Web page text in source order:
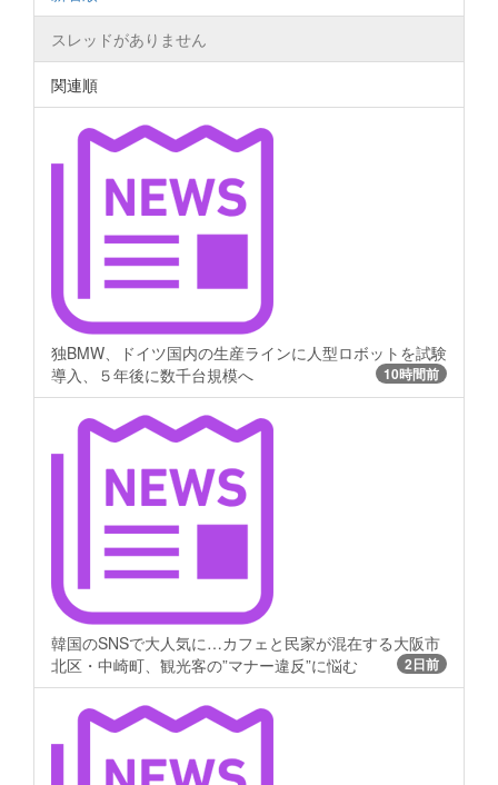
スレッドがありません
関連順
独BMW、ドイツ国内の生産ラインに人型ロボットを試験
導入、５年後に数千台規模へ
10時間前
韓国のSNSで大人気に…カフェと民家が混在する大阪市
北区・中崎町、観光客の”マナー違反”に悩む
2日前